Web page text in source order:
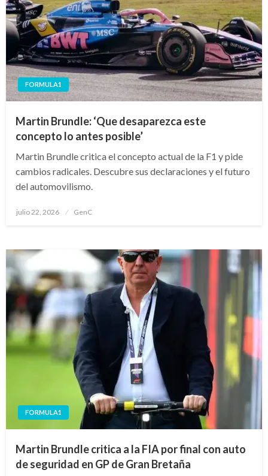
FORMULA1
Martin Brundle: ‘Que desaparezca este
concepto lo antes posible’
Martin Brundle critica el concepto actual de la F1 y pide
cambios radicales. Descubre sus declaraciones y el futuro
del automovilismo.
Publicado
julio 22, 2026 GenC
FORMULA1
Martin Brundle critica a la FIA por final con auto
de seguridad en GP de Gran Bretaña